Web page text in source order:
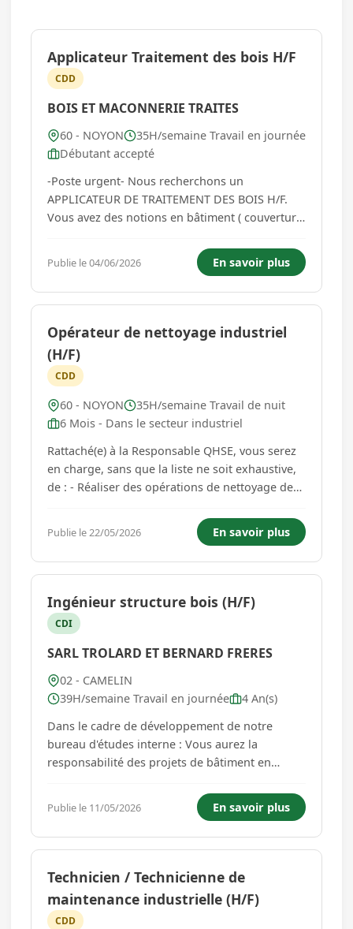
Applicateur Traitement des bois H/F
CDD
BOIS ET MACONNERIE TRAITES
60 - NOYON
35H/semaine Travail en journée
Débutant accepté
-Poste urgent- Nous recherchons un
APPLICATEUR DE TRAITEMENT DES BOIS H/F.
Vous avez des notions en bâtiment ( couverture,
toutes personnes ayant le souhait de découvrir
ce métier sera étudié. Vous travaillerez en
hauteur. Des déplacements sont p...
Publie le 04/06/2026 En savoir plus
Opérateur de nettoyage industriel
(H/F)
CDD
60 - NOYON
35H/semaine Travail de nuit
6 Mois - Dans le secteur industriel
Rattaché(e) à la Responsable QHSE, vous serez
en charge, sans que la liste ne soit exhaustive,
de : - Réaliser des opérations de nettoyage des
surfaces et matériels de production, des zones
de stockage et conditionnement. - Respecter les
plans de...
Publie le 22/05/2026 En savoir plus
Ingénieur structure bois (H/F)
CDI
SARL TROLARD ET BERNARD FRERES
02 - CAMELIN
39H/semaine Travail en journée
4 An(s)
Dans le cadre de développement de notre
bureau d'études interne : Vous aurez la
responsabilité des projets de bâtiment en
Réalisation d'études pour les structures bois, -
Suivre l'évolution de la règlementation
technique et des normes en vigueur....
Publie le 11/05/2026 En savoir plus
Technicien / Technicienne de
maintenance industrielle (H/F)
CDD